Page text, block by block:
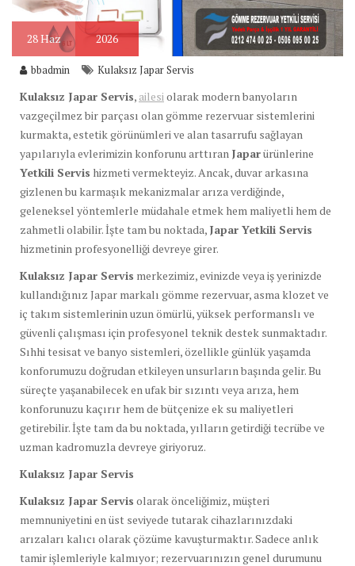
28Haz 2026
bbadmin Kulaksız Japar Servis
Kulaksız Japar Servis, ailesi olarak modern banyoların
vazgeçilmez bir parçası olan gömme rezervuar sistemlerini
kurmakta, estetik görünümleri ve alan tasarrufu sağlayan
yapılarıyla evlerimizin konforunu arttıran Japarürünlerine
Yetkili Servis hizmeti vermekteyiz. Ancak, duvar arkasına
gizlenen bu karmaşık mekanizmalar arıza verdiğinde,
geleneksel yöntemlerle müdahale etmek hem maliyetli hem de
zahmetli olabilir. İşte tam bu noktada, Japar Yetkili Servis
hizmetinin profesyonelliği devreye girer.
Kulaksız Japar Servis merkezimiz, evinizde veya iş yerinizde
kullandığınız Japar markalı gömme rezervuar, asma klozet ve
iç takım sistemlerinin uzun ömürlü, yüksek performanslı ve
güvenli çalışması için profesyonel teknik destek sunmaktadır.
Sıhhi tesisat ve banyo sistemleri, özellikle günlük yaşamda
konforumuzu doğrudan etkileyen unsurların başında gelir. Bu
süreçte yaşanabilecek en ufak bir sızıntı veya arıza, hem
konforunuzu kaçırır hem de bütçenize ek su maliyetleri
getirebilir. İşte tam da bu noktada, yılların getirdiği tecrübe ve
uzman kadromuzla devreye giriyoruz.
Kulaksız Japar Servis
Kulaksız Japar Servis olarak önceliğimiz, müşteri
memnuniyetini en üst seviyede tutarak cihazlarınızdaki
arızaları kalıcı olarak çözüme kavuşturmaktır. Sadece anlık
tamir işlemleriyle kalmıyor; rezervuarınızın genel durumunu